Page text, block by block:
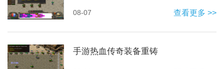
08-07 查看更多 >>
手游热血传奇装备重铸